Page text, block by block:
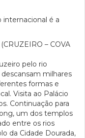
internacional é a
– COVA
pelo rio
milhares
formas e
Visita ao Palácio
Continuação para
um dos templos
entre os rios
da Cidade Dourada,